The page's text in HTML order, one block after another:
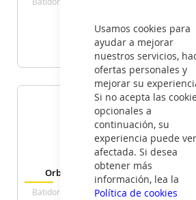
Usamos cookies para
ayudar a mejorar
nuestros servicios,
ofertas personales y
mejorar su
Si no acepta las
opcionales a
continuación, su
experiencia puede
afectada. Si desea
obtener más
información, lea la
Política de cookies
VER DETALLE
28€
ENVÍO
GRATIS
ENVÍO
GRATIS
Orbegozo BT 5017
Batidora De Mano 1700 W